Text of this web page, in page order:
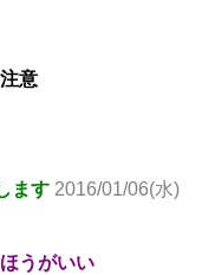
意
ます 2016/01/06(水)
うがいい